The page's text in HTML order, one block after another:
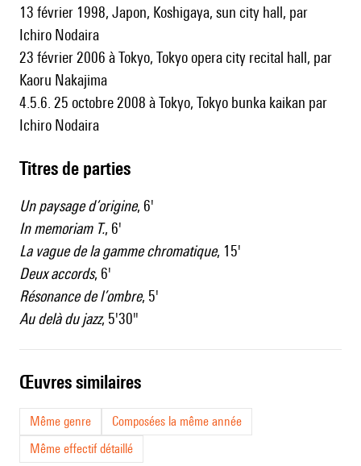
13 février 1998, Japon, Koshigaya, sun city hall, par
Ichiro Nodaira
23 février 2006 à Tokyo, Tokyo opera city recital hall, par
Kaoru Nakajima
4.5.6. 25 octobre 2008 à Tokyo, Tokyo bunka kaikan par
Ichiro Nodaira
Titres de parties
Un paysage d’origine, 6'
In memoriam T., 6'
La vague de la gamme chromatique, 15'
Deux accords, 6'
Résonance de l’ombre, 5'
Au delà du jazz, 5'30"
œuvres similaires
Même genre
Composées la même année
Même effectif détaillé